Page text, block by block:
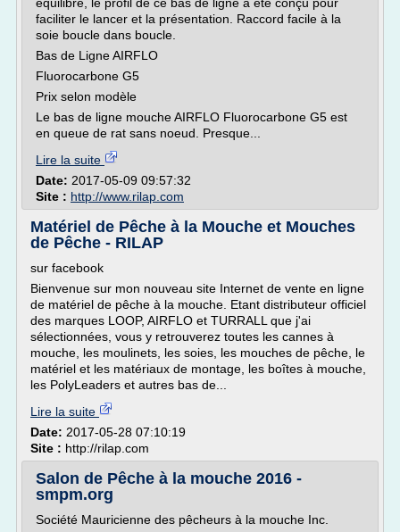
faciliter le lancer et la présentation. Raccord facile à la
soie boucle dans boucle.
Bas de Ligne AIRFLO
Fluorocarbone G5
Prix selon modèle
Le bas de ligne mouche AIRFLO Fluorocarbone G5 est
en queue de rat sans noeud. Presque...
Lire la suite
Date: 2017-05-09 09:57:32
Site : http://www.rilap.com
Matériel de Pêche à la Mouche et Mouches
de Pêche - RILAP
sur facebook
Bienvenue sur mon nouveau site Internet de vente en ligne
de matériel de pêche à la mouche. Etant distributeur officiel
des marques LOOP, AIRFLO et TURRALL que j'ai
sélectionnées, vous y retrouverez toutes les cannes à
mouche, les moulinets, les soies, les mouches de pêche, le
matériel et les matériaux de montage, les boîtes à mouche,
les PolyLeaders et autres bas de...
Lire la suite
Date: 2017-05-28 07:10:19
Site : http://rilap.com
Salon de Pêche à la mouche 2016 -
smpm.org
Société Mauricienne des pêcheurs à la mouche Inc.